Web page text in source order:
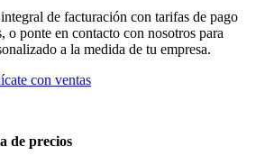
de facturación con tarifas de pago
o ponte en contacto con nosotros para
a la medida de tu empresa.
con ventas
de precios